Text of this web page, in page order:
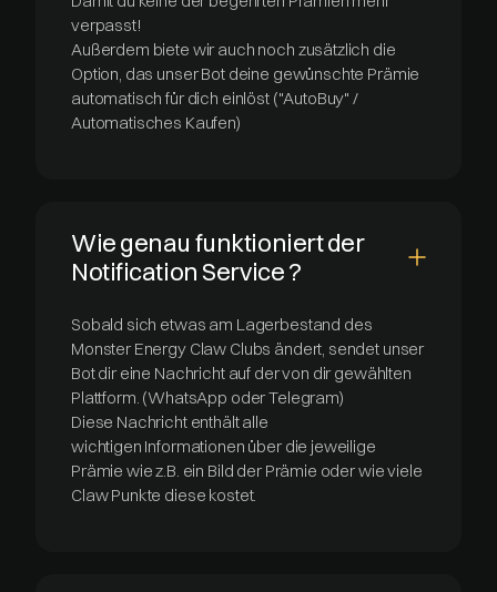
verpasst!
Außerdem biete wir auch noch zusätzlich die
Option, das unser Bot deine gewünschte Prämie
automatisch für dich einlöst ("AutoBuy" /
Automatisches Kaufen)
Wie genau funktioniert der
Notification Service ?
Sobald sich etwas am Lagerbestand des
Monster Energy Claw Clubs ändert, sendet unser
Bot dir eine Nachricht auf der von dir gewählten
Plattform. (WhatsApp oder Telegram)
Diese Nachricht enthält alle
wichtigen Informationen über die jeweilige
Prämie wie z.B. ein Bild der Prämie oder wie viele
Claw Punkte diese kostet.